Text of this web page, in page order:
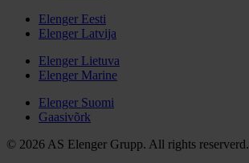
media
społecznościowe
Stopka
Elenger
international
Elenger Eesti
Elenger Latvija
Elenger Lietuva
Elenger Marine
Elenger Suomi
Gaasivõrk
© 2026 AS Elenger Grupp. All rights reserverd.